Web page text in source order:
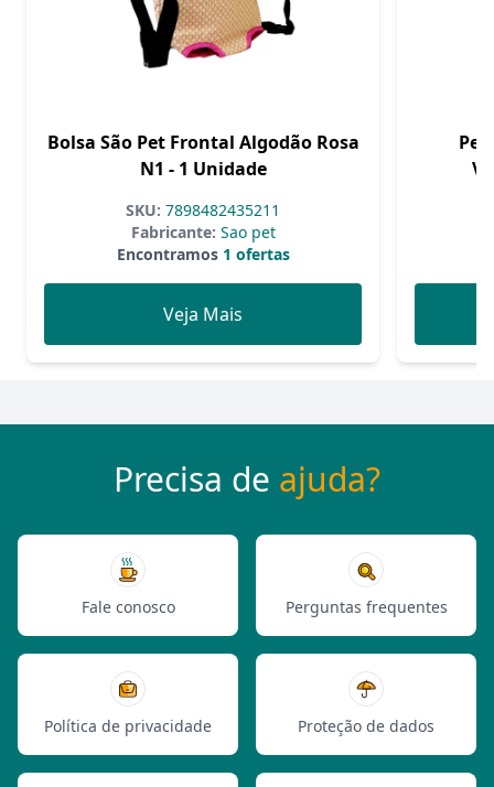
Bolsa São Pet Frontal Algodão Rosa
N1 - 1 Unidade
SKU: 7898482435211
Fabricante: Sao pet
Encontramos1 ofertas
Veja Mais
Precisa de ajuda?
Fale conosco Perguntas frequentes
Política de privacidade Proteção de dados